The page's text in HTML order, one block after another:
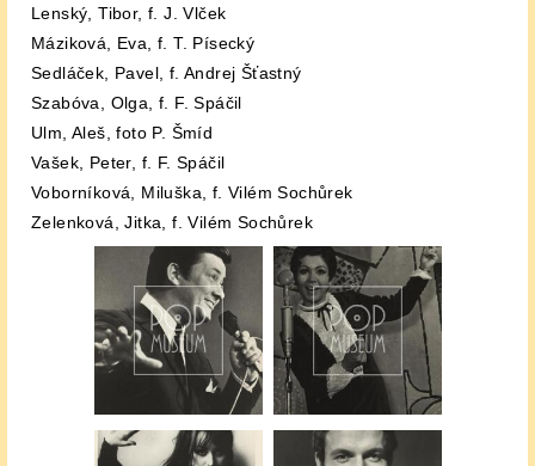
Lenský, Tibor, f. J. Vlček
Máziková, Eva, f. T. Písecký
Sedláček, Pavel, f. Andrej Šťastný
Szabóva, Olga, f. F. Spáčil
Ulm, Aleš, foto P. Šmíd
Vašek, Peter, f. F. Spáčil
Voborníková, Miluška, f. Vilém Sochůrek
Zelenková, Jitka, f. Vilém Sochůrek